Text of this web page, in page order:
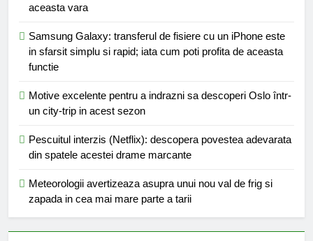
aceasta vara
Samsung Galaxy: transferul de fisiere cu un iPhone este
in sfarsit simplu si rapid; iata cum poti profita de aceasta
functie
Motive excelente pentru a indrazni sa descoperi Oslo într-
un city-trip in acest sezon
Pescuitul interzis (Netflix): descopera povestea adevarata
din spatele acestei drame marcante
Meteorologii avertizeaza asupra unui nou val de frig si
zapada in cea mai mare parte a tarii